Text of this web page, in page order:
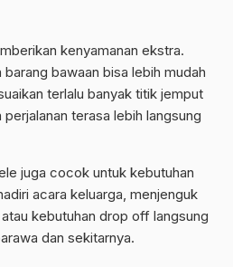
kenyamanan ekstra.
bawaan bisa lebih mudah
terlalu banyak titik jemput
terasa lebih langsung
juga cocok untuk kebutuhan
acara keluarga, menjenguk
kebutuhan drop off langsung
dan sekitarnya.